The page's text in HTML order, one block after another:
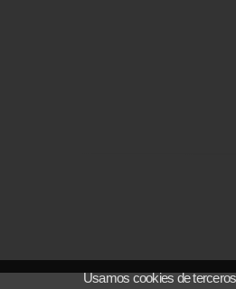
Usamos cookies de